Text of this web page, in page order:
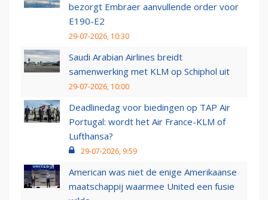
bezorgt Embraer aanvullende order voor
E190-E2
29-07-2026, 10:30
Saudi Arabian Airlines breidt
samenwerking met KLM op Schiphol uit
29-07-2026, 10:00
Deadlinedag voor biedingen op TAP Air
Portugal: wordt het Air France-KLM of
Lufthansa?
29-07-2026, 9:59
American was niet de enige Amerikaanse
maatschappij waarmee United een fusie